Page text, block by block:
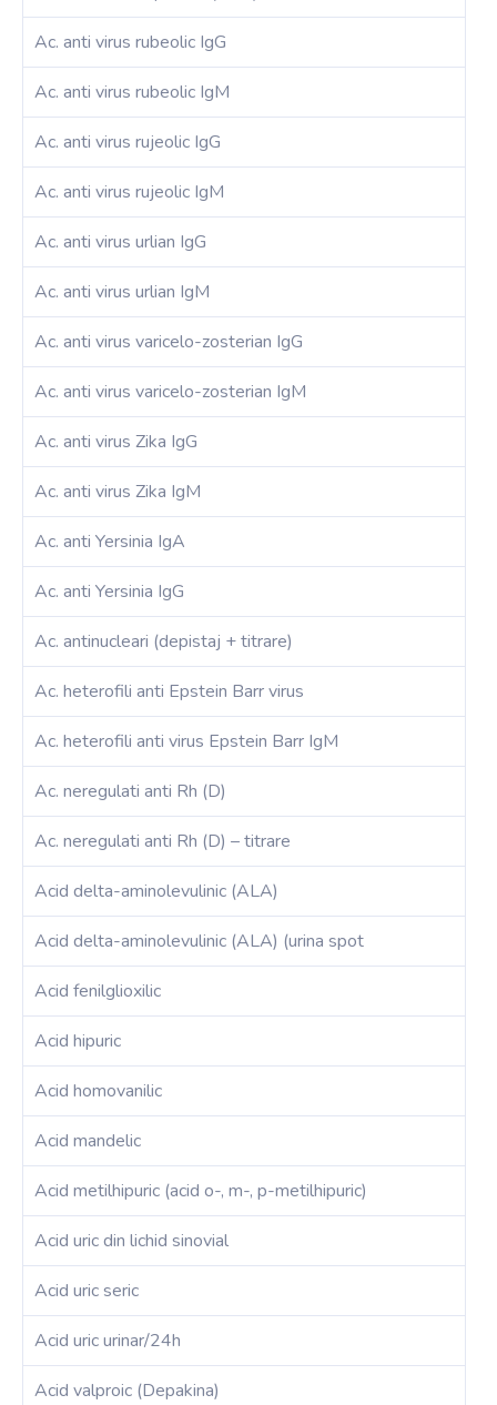
Ac. anti virus rubeolic IgG
Ac. anti virus rubeolic IgM
Ac. anti virus rujeolic IgG
Ac. anti virus rujeolic IgM
Ac. anti virus urlian IgG
Ac. anti virus urlian IgM
Ac. anti virus varicelo-zosterian IgG
Ac. anti virus varicelo-zosterian IgM
Ac. anti virus Zika IgG
Ac. anti virus Zika IgM
Ac. anti Yersinia IgA
Ac. anti Yersinia IgG
Ac. antinucleari (depistaj + titrare)
Ac. heterofili anti Epstein Barr virus
Ac. heterofili anti virus Epstein Barr IgM
Ac. neregulati anti Rh (D)
Ac. neregulati anti Rh (D) – titrare
Acid delta-aminolevulinic (ALA)
Acid delta-aminolevulinic (ALA) (urina spot
Acid fenilglioxilic
Acid hipuric
Acid homovanilic
Acid mandelic
Acid metilhipuric (acid o-, m-, p-metilhipuric)
Acid uric din lichid sinovial
Acid uric seric
Acid uric urinar/24h
Acid valproic (Depakina)